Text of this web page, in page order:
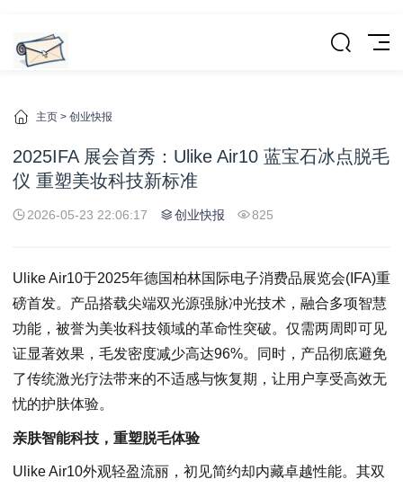
主页 > 创业快报
2025IFA 展会首秀：Ulike Air10 蓝宝石冰点脱毛
仪 重塑美妆科技新标准
2026-05-23 22:06:17 创业快报 825
Ulike Air10于2025年德国柏林国际电子消费品展览会(IFA)重
磅首发。产品搭载尖端双光源强脉冲光技术，融合多项智慧
功能，被誉为美妆科技领域的革命性突破。仅需两周即可见
证显著效果，毛发密度减少高达96%。同时，产品彻底避免
了传统激光疗法带来的不适感与恢复期，让用户享受高效无
忧的护肤体验。
亲肤智能科技，重塑脱毛体验
Ulike Air10外观轻盈流丽，初见简约却内藏卓越性能。其双